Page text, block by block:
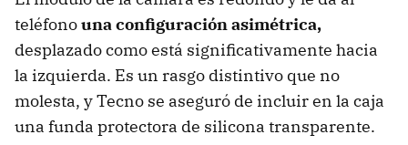
teléfonouna configuración asimétrica,
desplazado como está significativamente hacia
la izquierda. Es un rasgo distintivo que no
molesta, y Tecno se aseguró de incluir en la caja
una funda protectora de silicona transparente.